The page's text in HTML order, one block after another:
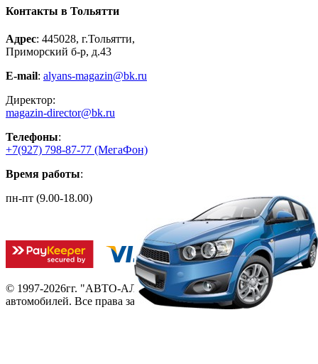
Контакты в Тольятти
Адрес: 445028, г.Тольятти,
Приморский б-р, д.43
E-mail: alyans-magazin@bk.ru
Директор:
magazin-director@bk.ru
Телефоны:
+7(927) 798-87-77 (МегаФон)
Время работы:
пн-пт (9.00-18.00)
© 1997-2026гг. "АВТО-АЛЬЯНС запчасть". Автозапчасти для
автомобилей. Все права защищены.